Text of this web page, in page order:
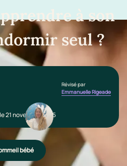
à son
seul ?
Révisé par
Emmanuelle Rigeade
21 novembre 2025
bébé